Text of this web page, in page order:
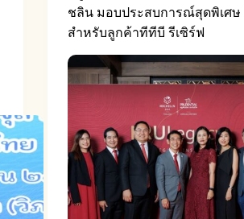
ชลิน มอบประสบการณ์สุดพิเศษ
สำหรับลูกค้าทีทีบี รีเซิร์ฟ